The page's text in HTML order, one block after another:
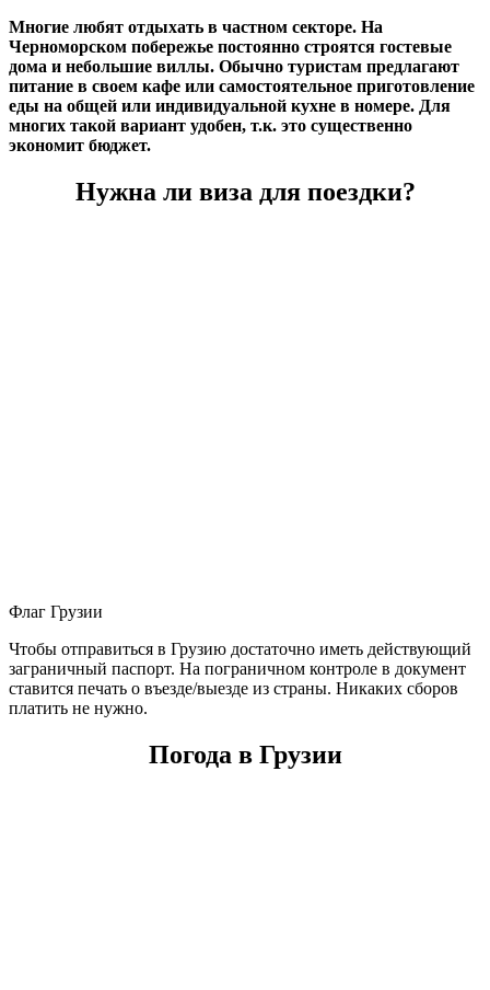
Многие любят отдыхать в частном секторе. На
Черноморском побережье постоянно строятся гостевые
дома и небольшие виллы. Обычно туристам предлагают
питание в своем кафе или самостоятельное приготовление
еды на общей или индивидуальной кухне в номере. Для
многих такой вариант удобен, т.к. это существенно
экономит бюджет.
Нужна ли виза для поездки?
Флаг Грузии
Чтобы отправиться в Грузию достаточно иметь действующий
заграничный паспорт. На пограничном контроле в документ
ставится печать о въезде/выезде из страны. Никаких сборов
платить не нужно.
Погода в Грузии